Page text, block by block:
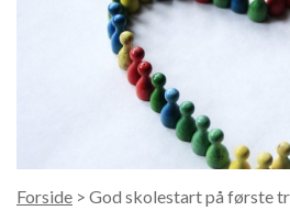
Forside > God skolestart på første